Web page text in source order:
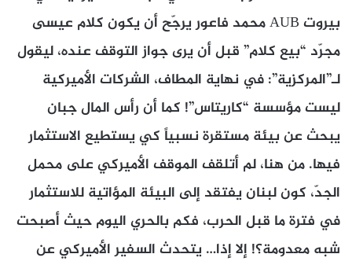
بيروت AUB محمد فاعور يرجّح أن يكون كلام عيسى
مجرّد “بيع كلام” قبل أن يرى جواز التوقف عنده، ليقول
لـ”المركزية”: في نهاية المطاف، الشركات الأميركية
ليست مؤسسة “كاريتاس”! كما أن رأس المال جبان
يبحث عن بيئة مستقرة نسبياً كي يستطيع الاستثمار
فيها. من هنا، لم أتلقف الموقف الأميركي على محمل
الجدّ، كون لبنان يفتقد إلى البيئة المؤاتية للاستثمار
في فترة ما قبل الحرب، فكم بالحري اليوم حيث أصبحت
شبه معدومة؟! إلا إذا… يتحدث السفير الأميركي عن